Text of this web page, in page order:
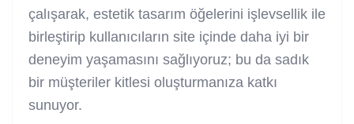
çalışarak, estetik tasarım öğelerini işlevsellik ile
birleştirip kullanıcıların site içinde daha iyi bir
deneyim yaşamasını sağlıyoruz; bu da sadık
bir müşteriler kitlesi oluşturmanıza katkı
sunuyor.